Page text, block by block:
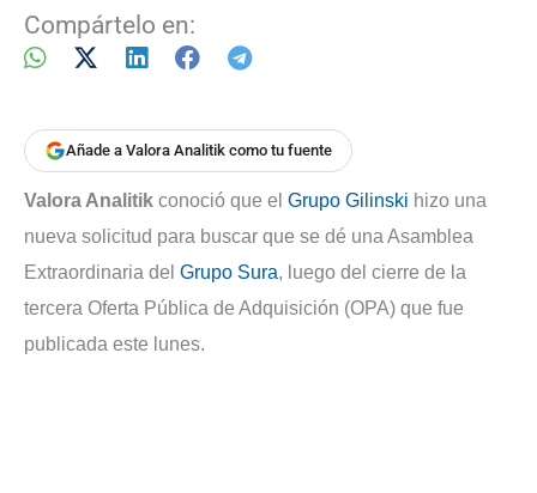
Compártelo en:
Añade a Valora Analitik como tu fuente
Valora Analitik conoció que el Grupo Gilinski hizo una
nueva solicitud para buscar que se dé una Asamblea
Extraordinaria del Grupo Sura, luego del cierre de la
tercera Oferta Pública de Adquisición (OPA) que fue
publicada este lunes.